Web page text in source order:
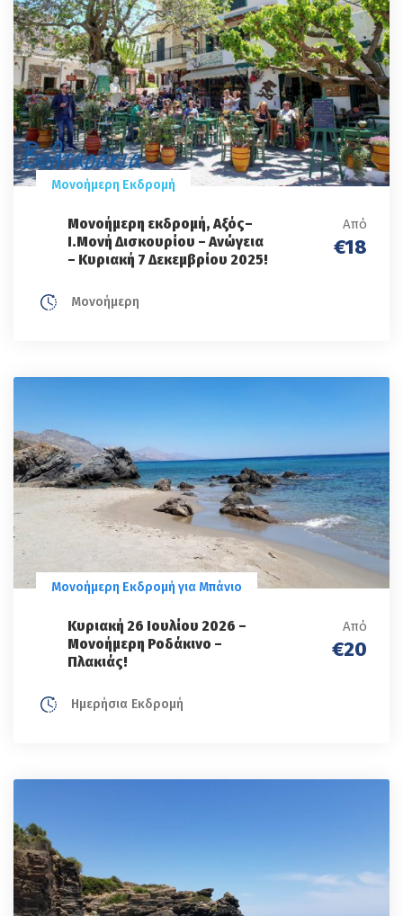
Μονοήμερη Εκδρομή
Μονοήμερη εκδρομή, Αξός–
Ι.Mονή Δισκουρίου – Ανώγεια
– Κυριακή 7 Δεκεμβρίου 2025!
Από
€18
Μονοήμερη
Μονοήμερη Εκδρομή για Μπάνιο
Κυριακή 26 Ιουλίου 2026 –
Μονοήμερη Ροδάκινο –
Πλακιάς!
Από
€20
Ημερήσια Εκδρομή